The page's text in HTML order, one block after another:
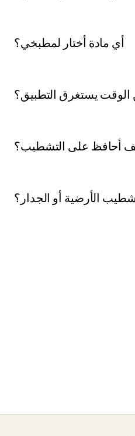
أي مادة أختار لمطبخي؟
يستغرق التطبيق؟
أحافظ على التشطيب؟
الأرضية أو الجدار؟